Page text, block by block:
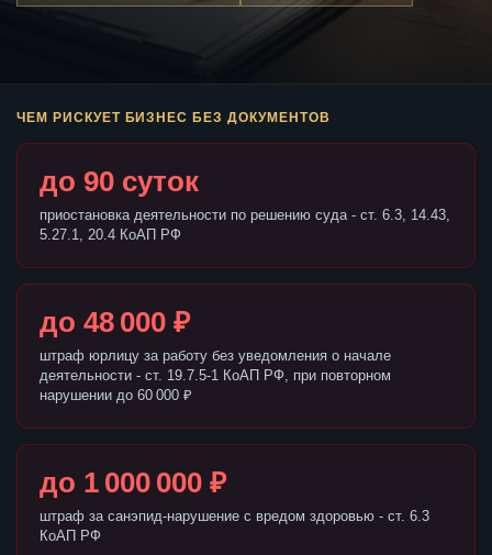
ЧЕМ РИСКУЕТ БИЗНЕС БЕЗ ДОКУМЕНТОВ
до 90 суток
приостановка деятельности по решению суда - ст. 6.3, 14.43,
5.27.1, 20.4 КоАП РФ
до 48 000 ₽
штраф юрлицу за работу без уведомления о начале
деятельности - ст. 19.7.5-1 КоАП РФ, при повторном
нарушении до 60 000 ₽
до 1 000 000 ₽
штраф за санэпид-нарушение с вредом здоровью - ст. 6.3
КоАП РФ